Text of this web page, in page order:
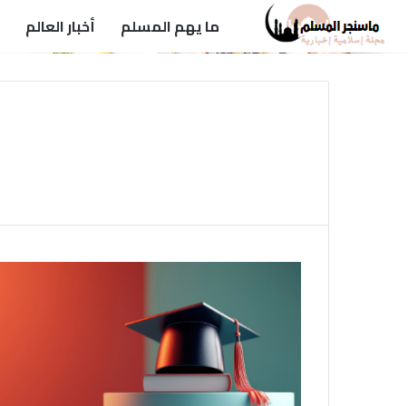
ما يهم المسلم أخبار العالم